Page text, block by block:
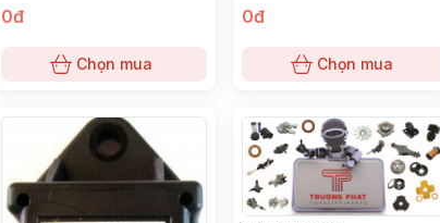
0đ
Chọn mua
0đ
Chọn mua